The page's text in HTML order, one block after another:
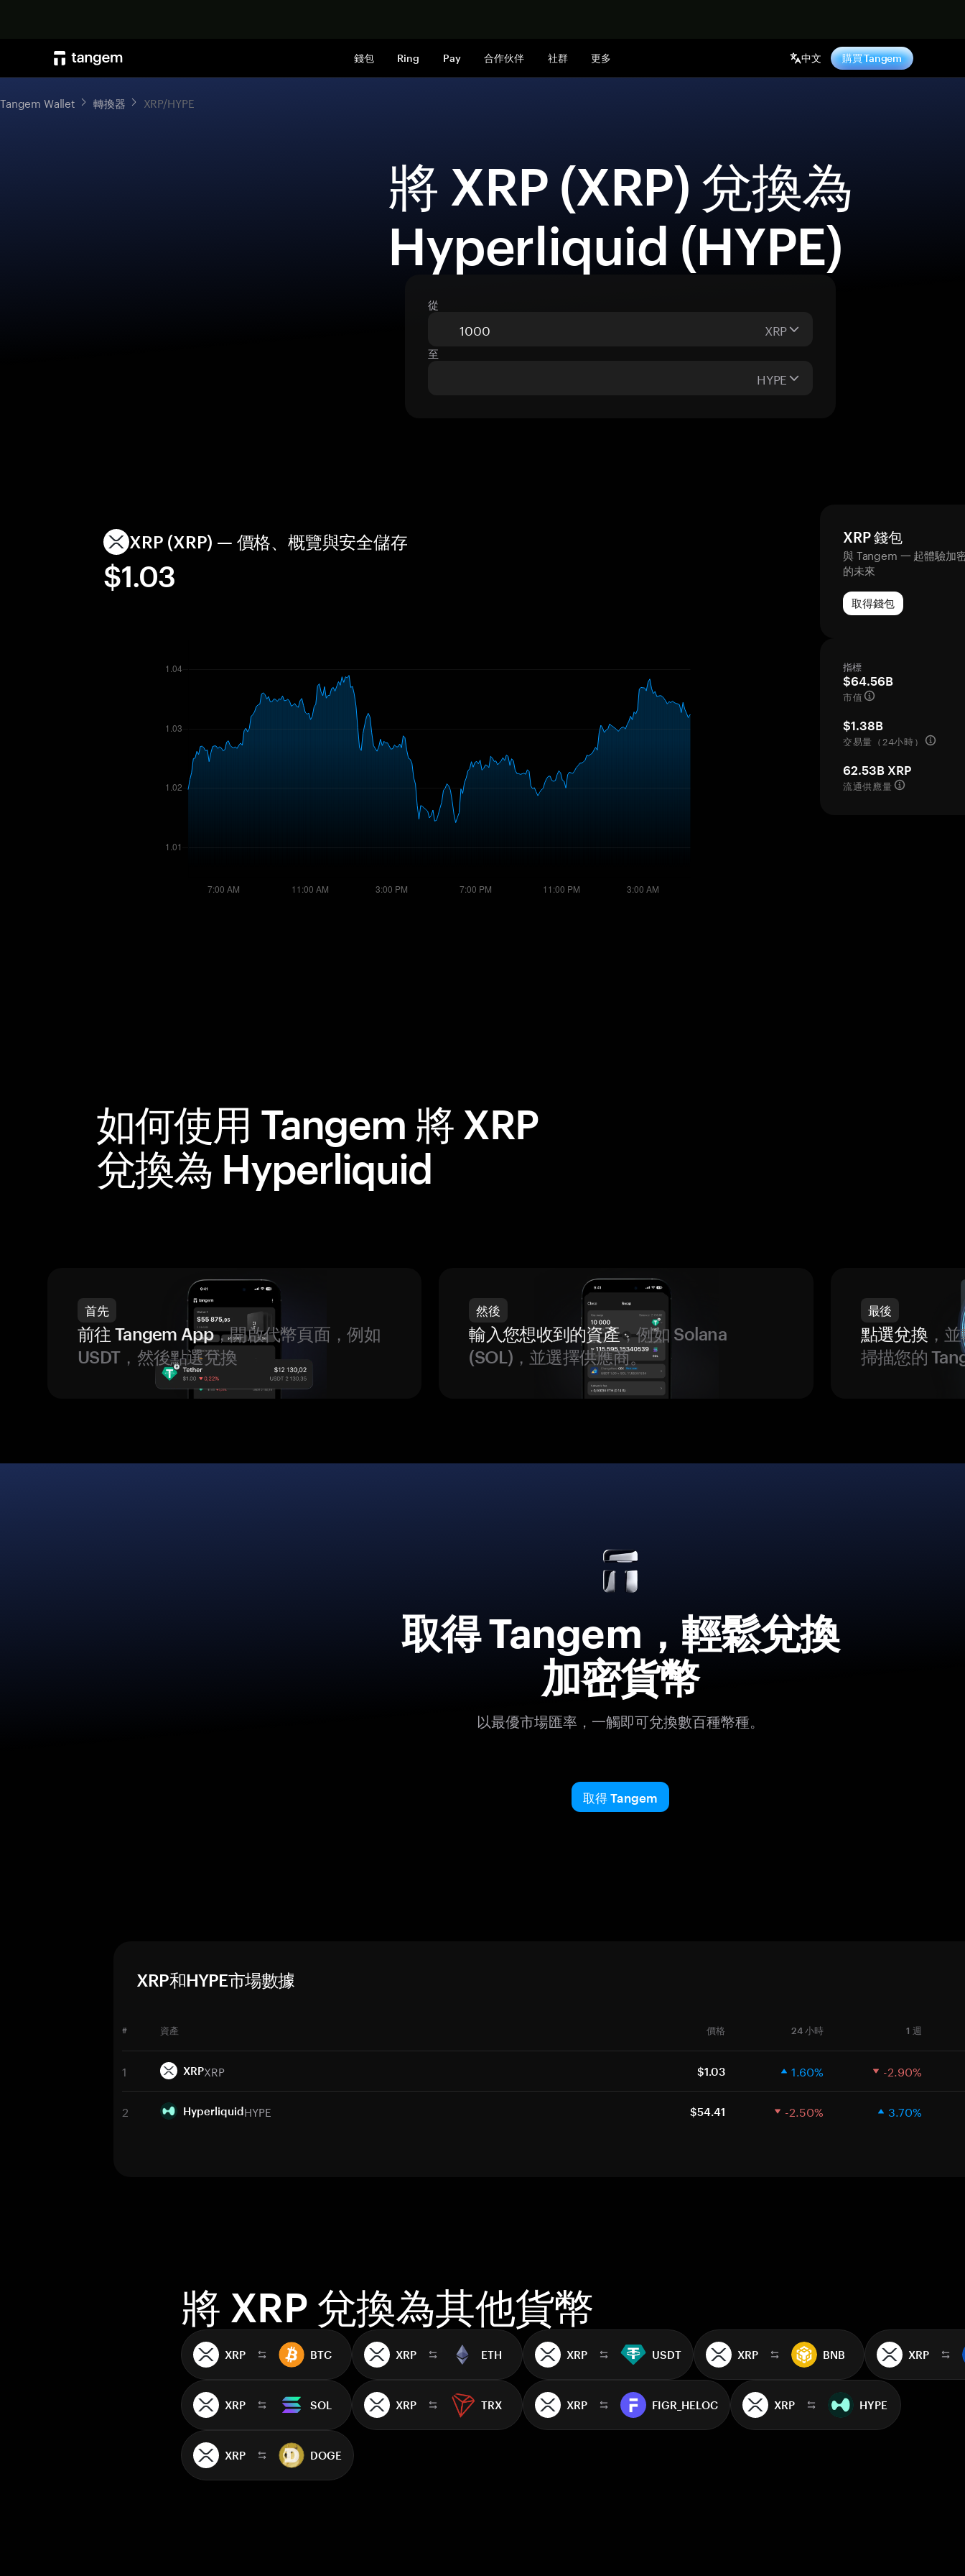
錢包 Ring Pay 合作伙伴 社群 更多 中文 購買 Tangem
Tangem Wallet 轉換器 XRP/HYPE
Hyperliquid (HYPE)
從
XRP
至
HYPE
XRP (XRP) — 價格、概覽與安全儲存
$1.03
XRP 錢包
與 Tangem 一 起體驗加
的未來
取得錢包
指標
$64.56B
市值
$1.38B
交易量（24小時）
62.53B XRP
流通供應量
如何使用 Tangem 將 XRP
兌換為 Hyperliquid
首先
前往 Tangem App，開啟代幣頁面，例如
USDT，然後點選兌換
然後
輸入您想收到的資產，例如 Solana
(SOL)，並選擇供應商。
最後
點選兌換，
掃描您的
取得 Tangem，輕鬆兌換
加密貨幣
以最優市場匯率，一觸即可兌換數百種幣種。
取得 Tangem
XRP和HYPE市場數據
# 資產 價格 24 小時 1 週
1 XRPXRP $1.03 1.60% -2.90%
2 HyperliquidHYPE $54.41 -2.50% 3.70%
將 XRP 兌換為其他貨幣
XRP BTC XRP ETH XRP USDT XRP BNB XRP
XRP SOL XRP TRX XRP FIGR_HELOC XRP HYPE
XRP DOGE